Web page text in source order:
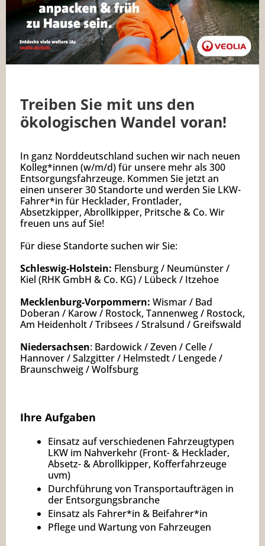
Treiben Sie mit uns den
ökologischen Wandel voran!
In ganz Norddeutschland suchen wir nach neuen
Kolleg*innen (w/m/d) für unsere mehr als 300
Entsorgungsfahrzeuge. Kommen Sie jetzt an
einen unserer 30 Standorte und werden Sie LKW-
Fahrer*in für Hecklader, Frontlader,
Absetzkipper, Abrollkipper, Pritsche & Co. Wir
freuen uns auf Sie!
Für diese Standorte suchen wir Sie:
Schleswig-Holstein: Flensburg / Neumünster /
Kiel (RHK GmbH & Co. KG) / Lübeck / Itzehoe
Mecklenburg-Vorpommern: Wismar / Bad
Doberan / Karow / Rostock, Tannenweg / Rostock,
Am Heidenholt / Tribsees / Stralsund / Greifswald
Niedersachsen: Bardowick / Zeven / Celle /
Hannover / Salzgitter / Helmstedt / Lengede /
Braunschweig / Wolfsburg
Ihre Aufgaben
Einsatz auf verschiedenen Fahrzeugtypen
LKW im Nahverkehr (Front- & Hecklader,
Absetz- & Abrollkipper, Kofferfahrzeuge
uvm)
Durchführung von Transportaufträgen in
der Entsorgungsbranche
Einsatz als Fahrer*in & Beifahrer*in
Pflege und Wartung von Fahrzeugen